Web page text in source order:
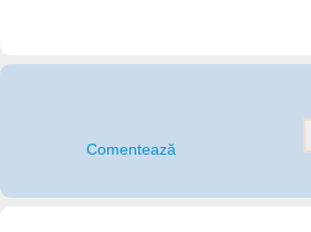
Comentează